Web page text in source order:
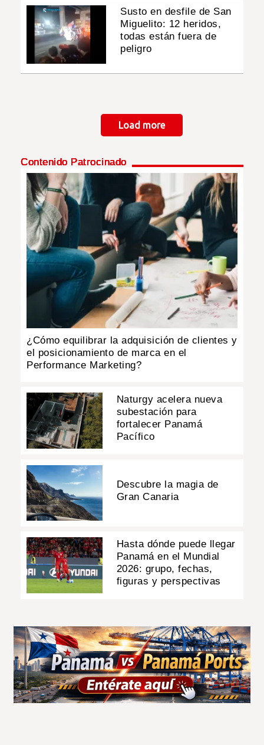
Susto en desfile de San
Miguelito: 12 heridos,
todas están fuera de
peligro
Load more
Contenido Patrocinado
¿Cómo equilibrar la adquisición de clientes y
el posicionamiento de marca en el
Performance Marketing?
Naturgy acelera nueva
subestación para
fortalecer Panamá
Pacífico
Descubre la magia de
Gran Canaria
Hasta dónde puede llegar
Panamá en el Mundial
2026: grupo, fechas,
figuras y perspectivas